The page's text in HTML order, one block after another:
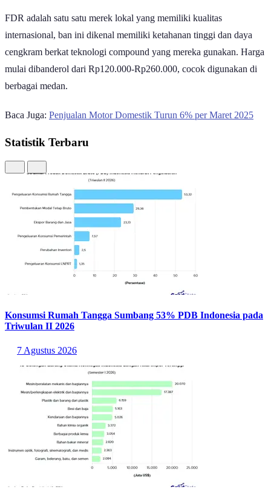
FDR adalah satu satu merek lokal yang memiliki kualitas
internasional, ban ini dikenal memiliki ketahanan tinggi dan daya
cengkram berkat teknologi compound yang mereka gunakan. Harga
mulai dibanderol dari Rp120.000-Rp260.000, cocok digunakan di
berbagai medan.
Baca Juga: Penjualan Motor Domestik Turun 6% per Maret 2025
Statistik Terbaru
Konsumsi Rumah Tangga Sumbang 53% PDB Indonesia pada
Triwulan II 2026
7 Agustus 2026